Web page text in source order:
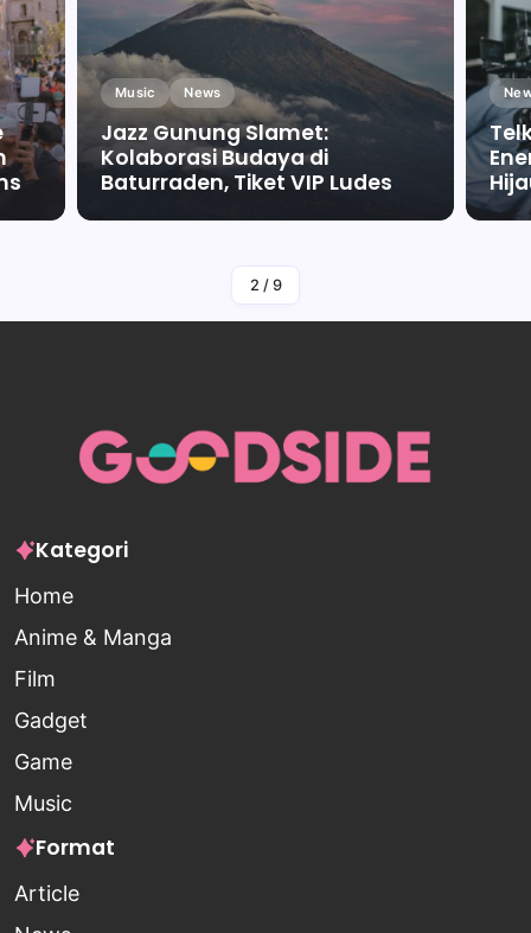
Music News
Jazz Gunung Slamet:
Kolaborasi Budaya di
Baturraden, Tiket VIP Ludes
By Falah Malaika Az Zahra
2 / 9
Kategori
Home
Anime & Manga
Film
Gadget
Game
Music
Format
Article